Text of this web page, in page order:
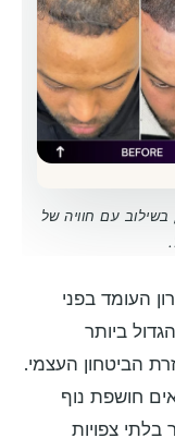
עם חוויה של
העומד בפני
ביותר
הביטחון העצמי.
חושפת נוף
צפויות